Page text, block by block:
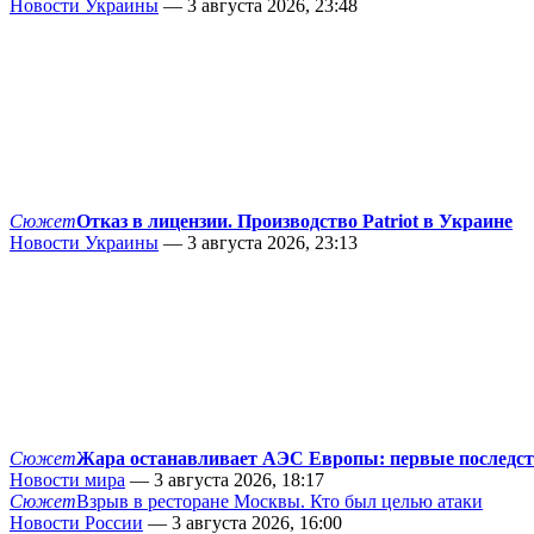
Новости Украины — 3 августа 2026, 23:48
СюжетОтказ в лицензии. Производство Patriot в Украине
Новости Украины — 3 августа 2026, 23:13
СюжетЖара останавливает АЭС Европы: первые
Новости мира — 3 августа 2026, 18:17
СюжетВзрыв в ресторане Москвы. Кто был целью атаки
Новости России — 3 августа 2026, 16:00